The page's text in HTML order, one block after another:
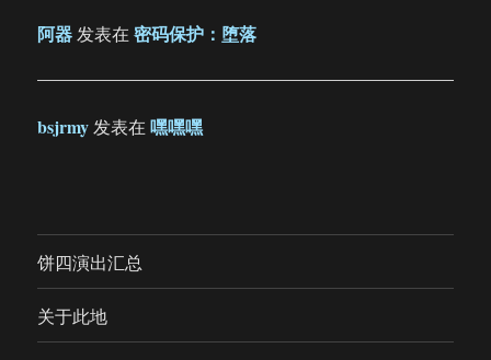
阿器发表在密码保护：堕落
bsjrmy发表在嘿嘿嘿
饼四演出汇总
关于此地